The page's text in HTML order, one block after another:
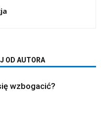
OD AUTORA
wzbogacić?